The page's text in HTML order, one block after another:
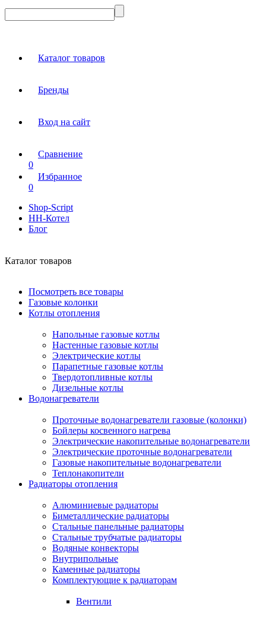
Каталог товаров
Бренды
Вход на сайт
Сравнение
0
Избранное
0
Shop-Script
НН-Котел
Блог
Каталог товаров
Посмотреть все товары
Газовые колонки
Котлы отопления
Напольные газовые котлы
Настенные газовые котлы
Электрические котлы
Парапетные газовые котлы
Твердотопливные котлы
Дизельные котлы
Водонагреватели
Проточные водонагреватели газовые (колонки)
Бойлеры косвенного нагрева
Электрические накопительные водонагреватели
Электрические проточные водонагреватели
Газовые накопительные водонагреватели
Теплонакопители
Радиаторы отопления
Алюминиевые радиаторы
Биметаллические радиаторы
Стальные панельные радиаторы
Стальные трубчатые радиаторы
Водяные конвекторы
Внутрипольные
Каменные радиаторы
Комплектующие к радиаторам
Вентили